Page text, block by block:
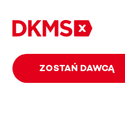
ZOSTAŃ DAWCĄ